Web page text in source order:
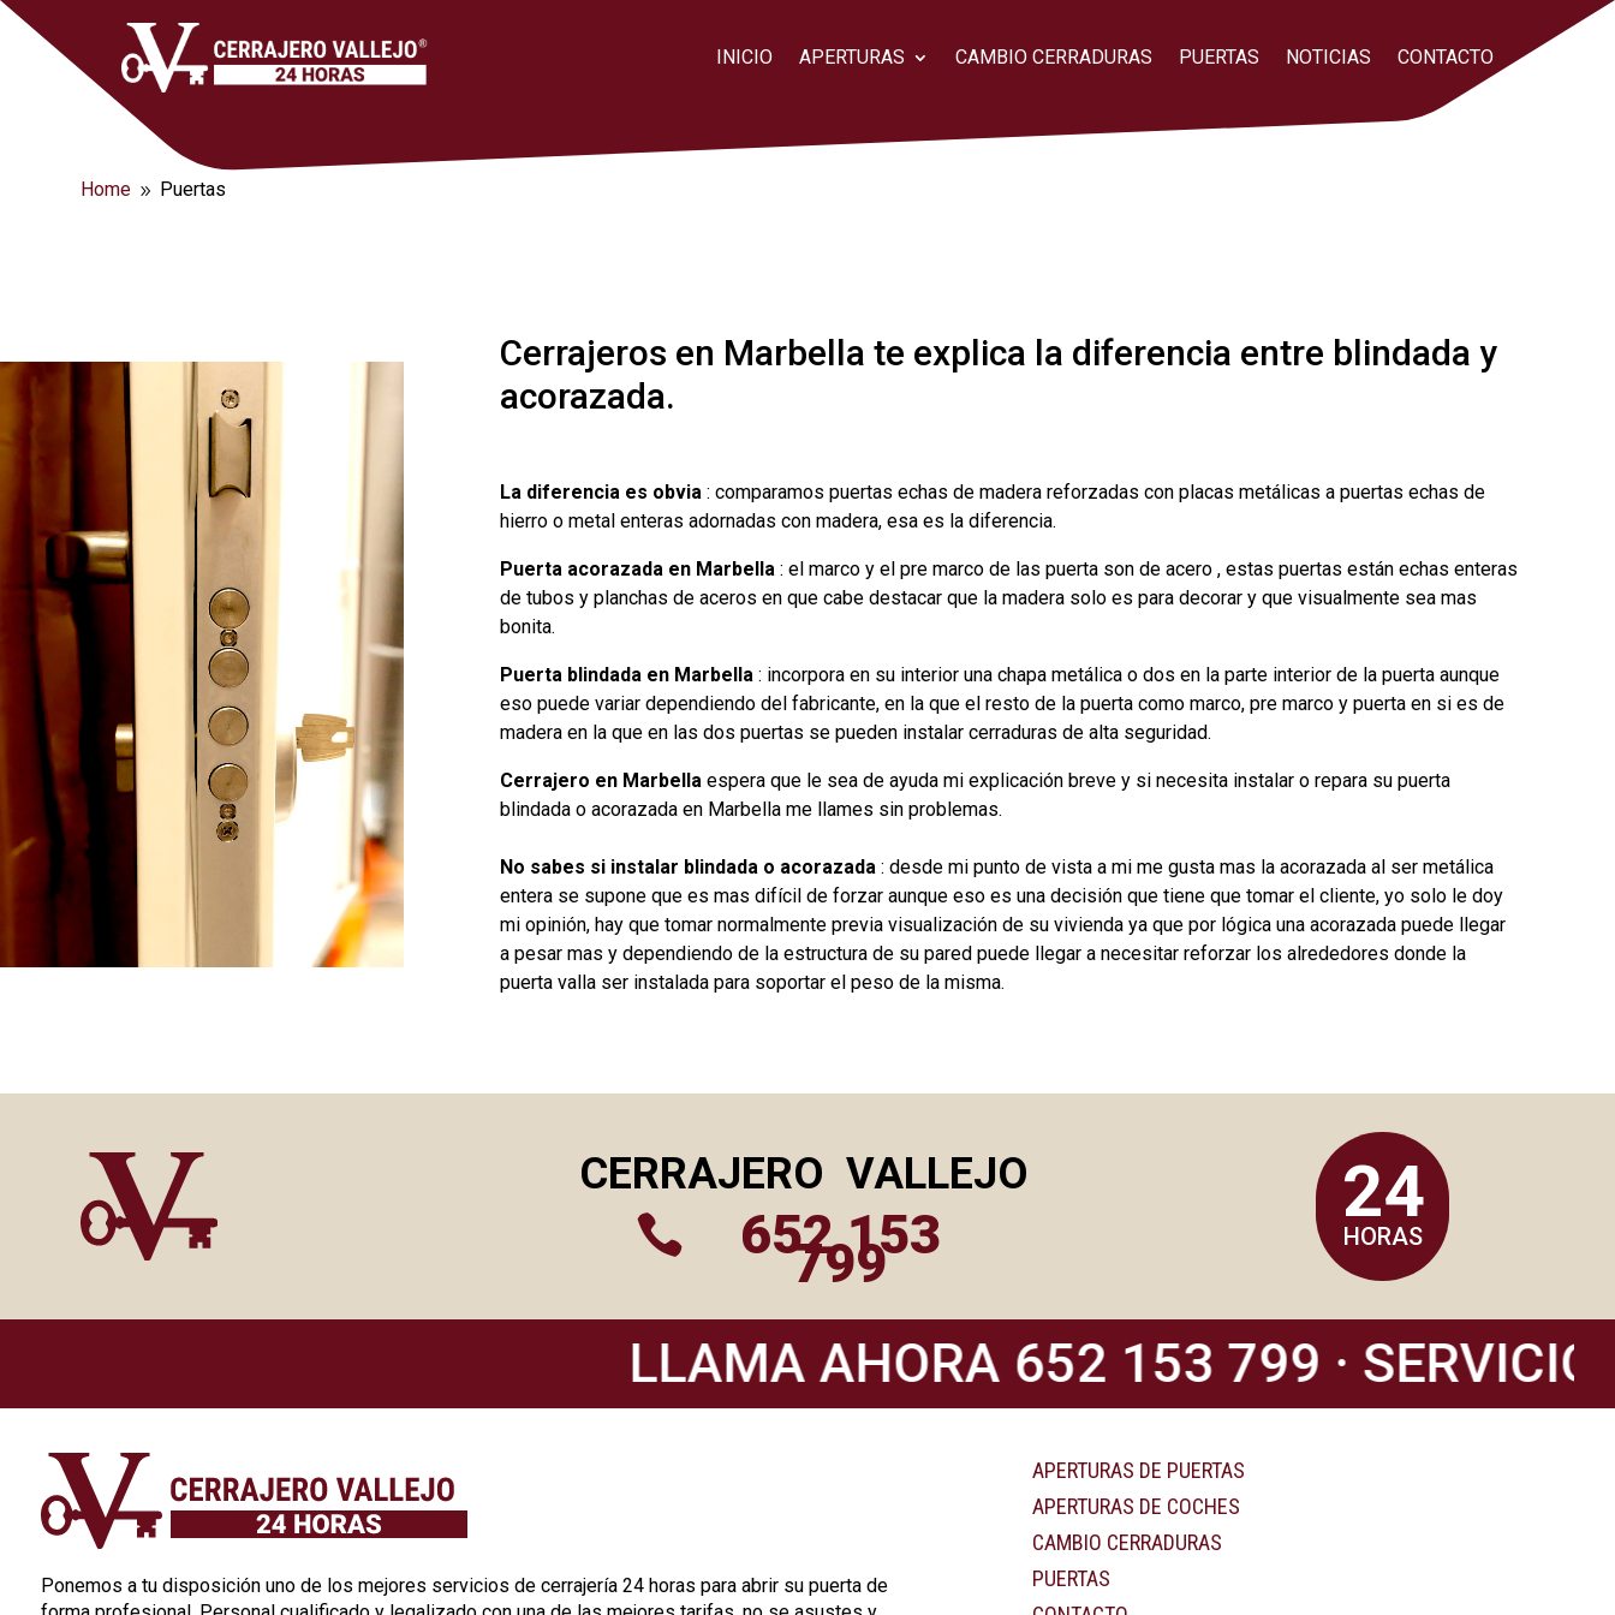
INICIO APERTURAS CAMBIO CERRADURAS PUERTAS NOTICIAS CONTACTO
Home 9 Puertas
Cerrajeros en Marbella te explica la diferencia entre blindada y
acorazada.
La diferencia es obvia : comparamos puertas echas de madera reforzadas con placas metálicas a puertas echas de
hierro o metal enteras adornadas con madera, esa es la diferencia.
Puerta acorazada en Marbella : el marco y el pre marco de las puerta son de acero , estas puertas están echas enteras
de tubos y planchas de aceros en que cabe destacar que la madera solo es para decorar y que visualmente sea mas
bonita.
Puerta blindada en Marbella : incorpora en su interior una chapa metálica o dos en la parte interior de la puerta aunque
eso puede variar dependiendo del fabricante, en la que el resto de la puerta como marco, pre marco y puerta en si es de
madera en la que en las dos puertas se pueden instalar cerraduras de alta seguridad.
Cerrajero en Marbella espera que le sea de ayuda mi explicación breve y si necesita instalar o repara su puerta
blindada o acorazada en Marbella me llames sin problemas.
No sabes si instalar blindada o acorazada : desde mi punto de vista a mi me gusta mas la acorazada al ser metálica
entera se supone que es mas difícil de forzar aunque eso es una decisión que tiene que tomar el cliente, yo solo le doy
mi opinión, hay que tomar normalmente previa visualización de su vivienda ya que por lógica una acorazada puede llegar
a pesar mas y dependiendo de la estructura de su pared puede llegar a necesitar reforzar los alrededores donde la
puerta valla ser instalada para soportar el peso de la misma.
CERRAJERO VALLEJO
 652 153
799
24
HORAS
LLAMA AHORA 652 153 799 · SERVICIO
Ponemos a tu disposición uno de los mejores servicios de cerrajería 24 horas para abrir su puerta de
APERTURAS DE PUERTAS
APERTURAS DE COCHES
CAMBIO CERRADURAS
PUERTAS